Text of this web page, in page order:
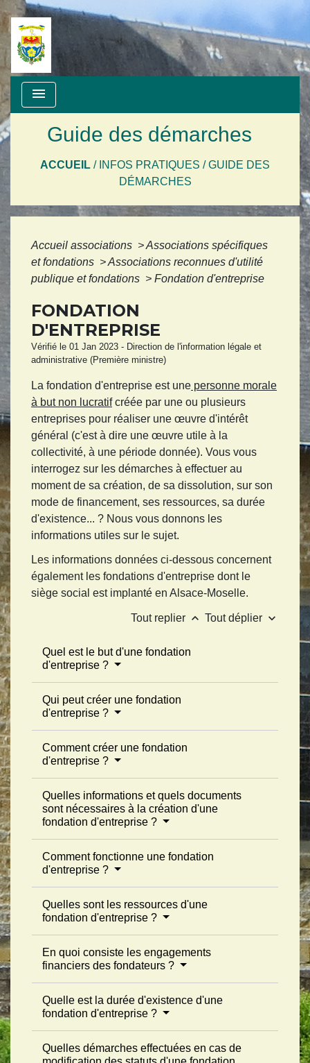
menu
Guide des démarches
ACCUEIL / INFOS PRATIQUES /GUIDE DES
DÉMARCHES
Accueil associations >Associations spécifiques
et fondations >Associations reconnues d'utilité
publique et fondations > Fondation d'entreprise
FONDATION
D'ENTREPRISE
Vérifié le 01 Jan 2023 - Direction de l'information légale et
administrative (Première ministre)
La fondation d'entreprise est une personne morale
à but non lucratifcréée par une ou plusieurs
entreprises pour réaliser une œuvre d'intérêt
général (c'est à dire une œuvre utile à la
collectivité, à une période donnée). Vous vous
interrogez sur les démarches à effectuer au
moment de sa création, de sa dissolution, sur son
mode de financement, ses ressources, sa durée
d'existence... ? Nous vous donnons les
informations utiles sur le sujet.
Les informations données ci-dessous concernent
également les fondations d'entreprise dont le
siège social est implanté en Alsace-Moselle.
Tout replier keyboard_arrow_up Tout déplier keyboard_arrow_down
Quel est le but d'une fondation
d'entreprise ?
Qui peut créer une fondation
d'entreprise ?
Comment créer une fondation
d'entreprise ?
Quelles informations et quels documents
sont nécessaires à la création d'une
fondation d'entreprise ?
Comment fonctionne une fondation
d'entreprise ?
Quelles sont les ressources d'une
fondation d'entreprise ?
En quoi consiste les engagements
financiers des fondateurs ?
Quelle est la durée d'existence d'une
fondation d'entreprise ?
Quelles démarches effectuées en cas de